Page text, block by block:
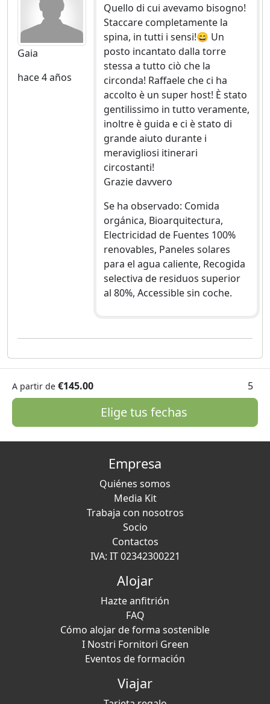
Gaia
hace 4 años
Quello di cui avevamo bisogno!
Staccare completamente la
spina, in tutti i sensi!😄 Un
posto incantato dalla torre
stessa a tutto ciò che la
circonda! Raffaele che ci ha
accolto è un super host! È stato
gentilissimo in tutto veramente,
inoltre è guida e ci è stato di
grande aiuto durante i
meravigliosi itinerari
circostanti!
Grazie davvero
Se ha observado: Comida
orgánica, Bioarquitectura,
Electricidad de Fuentes 100%
renovables, Paneles solares
para el agua caliente, Recogida
selectiva de residuos superior
al 80%, Accessible sin coche.
A partir de €145.00 5
Elige tus fechas
Empresa
Quiénes somos
Media Kit
Trabaja con nosotros
Socio
Contactos
IVA: IT 02342300221
Alojar
Hazte anfitrión
FAQ
Cómo alojar de forma sostenible
I Nostri Fornitori Green
Eventos de formación
Viajar